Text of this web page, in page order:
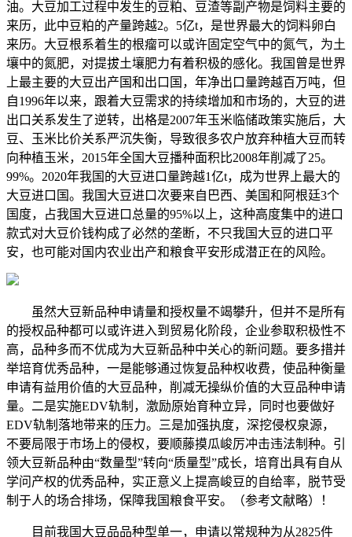
油。大豆加工过程中发生的豆粕、豆渣等副产物是饲料主要的
来历，此中豆粕的产量跨越2。5亿t，是世界最大的饲料卵白
来历。大豆根系着生的根瘤可以或许固定空气中的氮气，为土
壤中的氮肥，对提拔土壤肥力有着积极的感化。我国曾是世界
上最主要的大豆出产国和出口国，年净出口量跨越百万吨，但
自1996年以来，跟着大豆需求的持续增加和市场的，大豆的进
出口关系发生了逆转，出格是2007年玉米临储政策实施后，大
豆、玉米比价关系严沉失衡，导致很多农户放弃种植大豆而转
向种植玉米，2015年全国大豆播种面积比2008年削减了25。
99%。2020年我国的大豆进口量跨越1亿t，成为世界上最大的
大豆进口国。我国大豆进口次要来自巴西、美国和阿根廷3个
国度，占我国大豆进口总量的95%以上，这种高度集中的进口
款式对大豆价钱构成了必然的垄断，不只我国大豆的进口平
安，也可能对国内农业出产和粮食平安形成潜正在的风险。
虽然大豆新品种申请量和授权量不竭攀升，但并不是所有
的授权品种都可以或许进入到贸易化阶段，企业参取积极性不
高，品种多而不优成为大豆新品种中关心的新问题。要多措并
举培育优秀品种，一是能够通过恢复品种权收费，使品种衡量
申请有益用价值的大豆品种，削减无操纵价值的大豆品种申请
量。二是实施EDV轨制，激励原始育种立异，同时也要做好
EDV轨制落地带来的压力。三是加强执度，深挖侵权泉源，
不要局限于市场上的侵权，要顺藤摸瓜峻厉冲击违法制种。引
领大豆新品种由“数量型”转向“质量型”成长，培育出具有自从
学问产权的优秀品种，实正意义上提高峻豆的自给率，脱节受
制于人的场合排场，保障我国粮食平安。（参考文献略）！
目前我国大豆品品种型单一，申请以常规种为从2825件